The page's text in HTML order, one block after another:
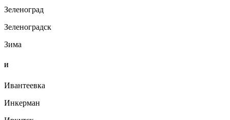
Зеленоград
Зеленоградск
Зима
И
Ивантеевка
Инкерман